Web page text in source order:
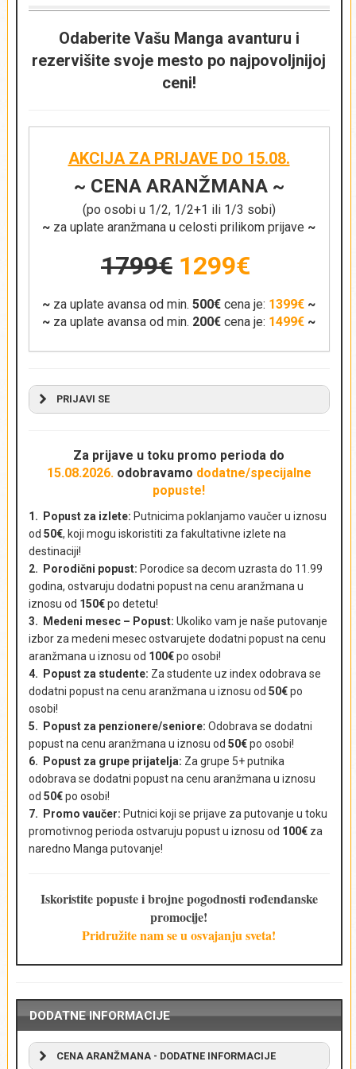
Odaberite Vašu Manga avanturu i
rezervišite svoje mesto po najpovoljnijoj
ceni!
AKCIJA ZA PRIJAVE DO 15.08.
~ CENA ARANŽMANA ~
(po osobi u 1/2, 1/2+1 ili 1/3 sobi)
~ za uplate aranžmana u celosti prilikom prijave ~
1799€ 1299€
~ za uplate avansa od min. 500€ cena je: 1399€ ~
~ za uplate avansa od min. 200€ cena je: 1499€ ~
PRIJAVI SE
AKTUELNA PUTOVANJA
Ime i prezime
Država*
Kontakt telefon *
E-mail adresa*
Broj putnika i uzrast*
Komentar
Za prijave u toku promo perioda do
15.08.2026. odobravamo dodatne/specijalne
popuste!
1. Popust za izlete: Putnicima poklanjamo vaučer u iznosu
od 50€, koji mogu iskoristiti za fakultativne izlete na
destinaciji!
2. Porodični popust: Porodice sa decom uzrasta do 11.99
godina, ostvaruju dodatni popust na cenu aranžmana u
iznosu od 150€po detetu!
3. Medeni mesec – Popust: Ukoliko vam je naše putovanje
izbor za medeni mesec ostvarujete dodatni popust na cenu
aranžmana u iznosu od 100€po osobi!
4. Popust za studente: Za studente uz index odobrava se
dodatni popust na cenu aranžmana u iznosu od 50€po
osobi!
5. Popust za penzionere/seniore: Odobrava se dodatni
popust na cenu aranžmana u iznosu od 50€po osobi!
6. Popust za grupe prijatelja: Za grupe 5+ putnika
odobrava se dodatni popust na cenu aranžmana u iznosu
od 50€po osobi!
7. Promo vaučer: Putnici koji se prijave za putovanje u toku
promotivnog perioda ostvaruju popust u iznosu od 100€za
naredno Manga putovanje!
Iskoristite popuste i brojne pogodnosti rođendanske
promocije!
Pridružite nam se u osvajanju sveta!
DODATNE INFORMACIJE
CENA ARANŽMANA - DODATNE INFORMACIJE